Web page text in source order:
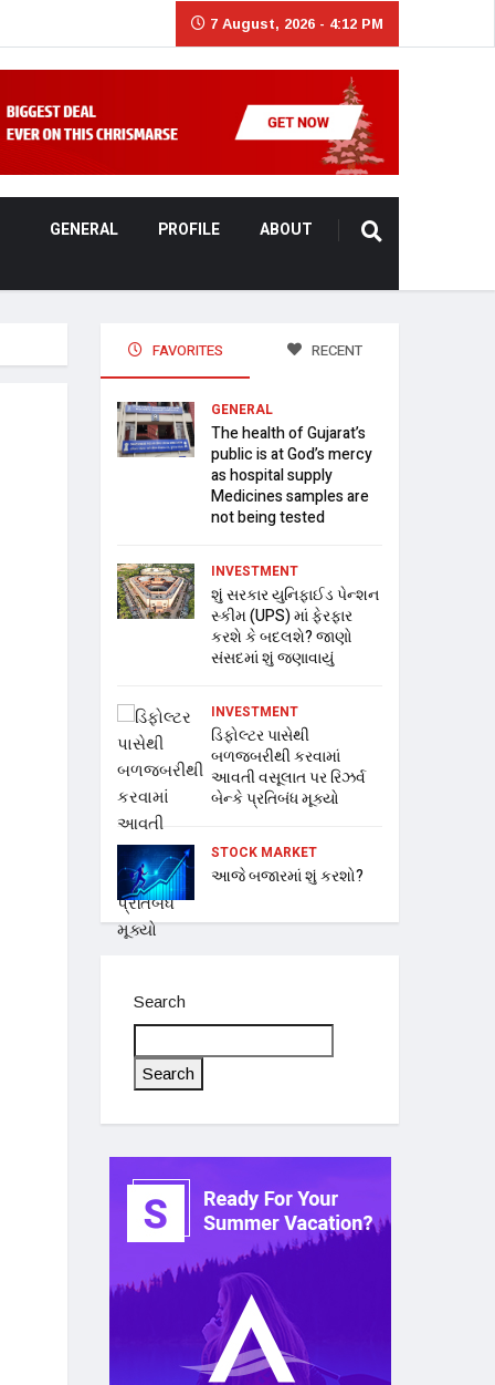
7 August, 2026 - 4:12 PM
GENERAL PROFILE ABOUT
FAVORITES RECENT
GENERAL
The health of Gujarat’s
public is at God’s mercy
as hospital supply
Medicines samples are
not being tested
INVESTMENT
શું સરકાર યુનિફાઈડ પેન્શન
સ્કીમ (UPS) માં ફેરફાર
કરશે કે બદલશે? જાણો
સંસદમાં શું જણાવાયું
INVESTMENT
ડિફોલ્ટર પાસેથી
બળજબરીથી કરવામાં
આવતી વસૂલાત પર રિઝર્વ
બેન્કે પ્રતિબંધ મૂક્યો
STOCK MARKET
આજે બજારમાં શું કરશો?
Search
Search